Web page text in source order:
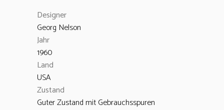
Designer
Georg Nelson
Jahr
1960
Land
USA
Zustand
Guter Zustand mit Gebrauchsspuren